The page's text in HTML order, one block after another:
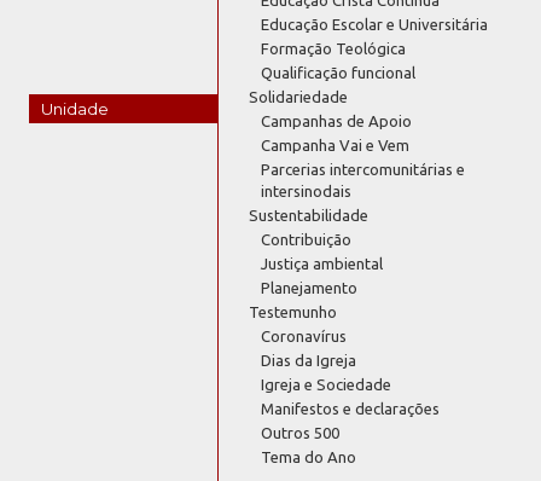
Unidade
Educação Escolar e Universitária
Formação Teológica
Qualificação funcional
Solidariedade
Campanhas de Apoio
Campanha Vai e Vem
Parcerias intercomunitárias e
intersinodais
Sustentabilidade
Contribuição
Justiça ambiental
Planejamento
Testemunho
Coronavírus
Dias da Igreja
Igreja e Sociedade
Manifestos e declarações
Outros 500
Tema do Ano